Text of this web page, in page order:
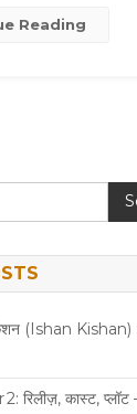
Reading
(Ishan Kishan) :
रिलीज़, कास्ट, प्लॉट